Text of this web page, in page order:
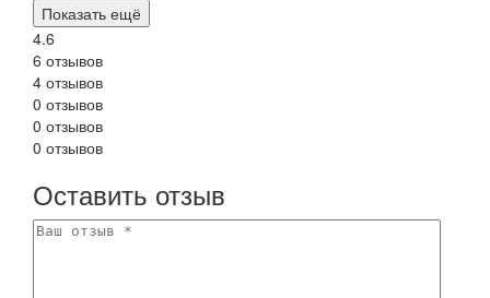
Показать ещё
4.6
6 отзывов
4 отзывов
0 отзывов
0 отзывов
0 отзывов
Оставить отзыв